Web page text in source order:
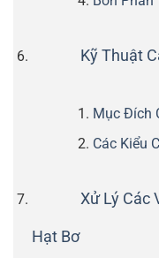
Kỹ Thuật
Mục Đích
Các Kiểu
Xử Lý Các
Hạt Bơ